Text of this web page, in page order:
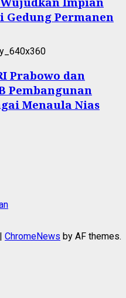
Gedung Permanen
Prabowo dan
Pembangunan
Menaula Nias
| ChromeNews by AF themes.